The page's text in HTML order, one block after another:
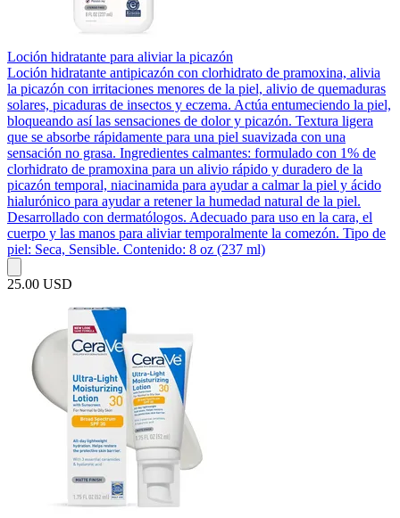
Loción hidratante para aliviar la picazón
Loción hidratante antipicazón con clorhidrato de pramoxina, alivia
la picazón con irritaciones menores de la piel, alivio de quemaduras
solares, picaduras de insectos y eczema. Actúa entumeciendo la piel,
bloqueando así las sensaciones de dolor y picazón. Textura ligera
que se absorbe rápidamente para una piel suavizada con una
sensación no grasa. Ingredientes calmantes: formulado con 1% de
clorhidrato de pramoxina para un alivio rápido y duradero de la
picazón temporal, niacinamida para ayudar a calmar la piel y ácido
hialurónico para ayudar a retener la humedad natural de la piel.
Desarrollado con dermatólogos. Adecuado para uso en la cara, el
cuerpo y las manos para aliviar temporalmente la comezón. Tipo de
piel: Seca, Sensible. Contenido: 8 oz (237 ml)
25.00 USD